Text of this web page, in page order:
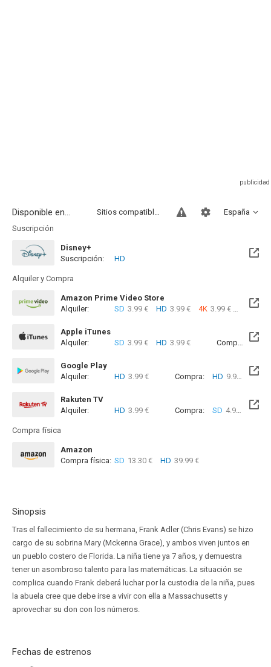
Disponible en... España
Sitios compatibles
Suscripción
Disney+
Suscripción:
HD
Alquiler y Compra
Amazon Prime Video Store
Alquiler:
SD 3.99 € HD 3.99 € 4K 3.99 €
Apple iTunes
Alquiler:
SD 3.99 € HD 3.99 € Compra: SD
Google Play
Alquiler:
HD 3.99 € Compra: HD 9.99 €
Rakuten TV
Alquiler:
HD 3.99 € Compra: SD 4.99 € HD
Compra física
Amazon
Compra física: SD 13.30 € HD 39.99 €
Sinopsis
Tras el fallecimiento de su hermana, Frank Adler (Chris Evans) se hizo
cargo de su sobrina Mary (Mckenna Grace), y ambos viven juntos en
un pueblo costero de Florida. La niña tiene ya 7 años, y demuestra
tener un asombroso talento para las matemáticas. La situación se
complica cuando Frank deberá luchar por la custodia de la niña, pues
la abuela cree que debe irse a vivir con ella a Massachusetts y
aprovechar su don con los números.
Fechas de estrenos